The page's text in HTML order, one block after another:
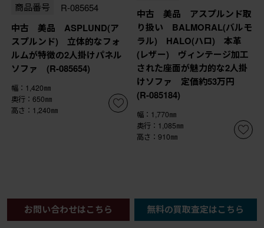
商品番号 R-085654
中古 美品 ASPLUND(ア
スプルンド) 立体的なフォ
ルムが特徴の2人掛けパネル
ソファ (R-085654)
幅：1,420㎜
奥行：650㎜
高さ：1,240㎜
中古 美品 アスプルンド取
り扱い BALMORAL(バルモ
ラル) HALO(ハロ) 本革
(レザー) ヴィンテージ加工
された座面が魅力的な2人掛
けソファ 定価約53万円
(R-085184)
幅：1,770㎜
奥行：1,085㎜
高さ：910㎜
1 4 >
お問い合わせはこちら 無料の買取査定はこちら